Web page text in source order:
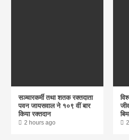
सञ्चारकर्मी तथा शतक रक्तदाता
पवन जायसवाल ने १०९ वीं बार
किया रक्तदान
2 hours ago